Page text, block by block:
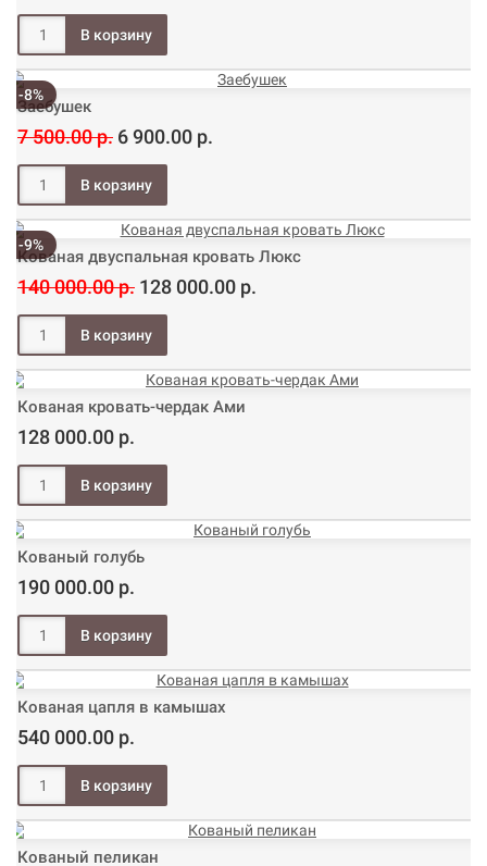
-8%
Заебушек
7 500.00 р. 6 900.00 р.
-9%
Кованая двуспальная кровать Люкс
140 000.00 р. 128 000.00 р.
Кованая кровать-чердак Ами
128 000.00 р.
Кованый голубь
190 000.00 р.
Кованая цапля в камышах
540 000.00 р.
Кованый пеликан